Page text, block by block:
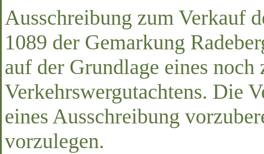
Ausschreibung zum Verkauf
1089 der Gemarkung
auf der Grundlage eines noch
Verkehrswergutachtens. Die
eines Ausschreibung
vorzulegen.